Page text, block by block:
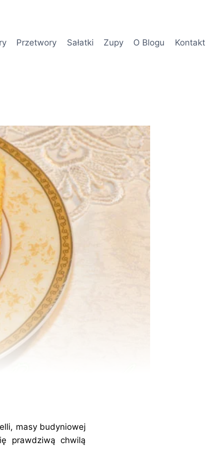
Przetwory Sałatki Zupy O Blogu Kontakt
masy budyniowej
prawdziwą chwilą